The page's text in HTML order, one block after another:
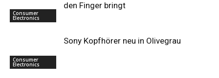
Consumer
Electronics
den Finger bringt
Consumer
Electronics
Sony Kopfhörer neu in Olivegrau